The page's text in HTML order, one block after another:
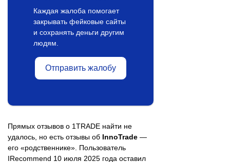
Каждая жалоба помогает
закрывать фейковые сайты
и сохранять деньги другим
людям.
Отправить жалобу
Прямых отзывов о 1TRADE найти не
удалось, но есть отзывы об InnoTrade —
его «родственнике». Пользователь
IRecommend 10 июля 2025 года оставил